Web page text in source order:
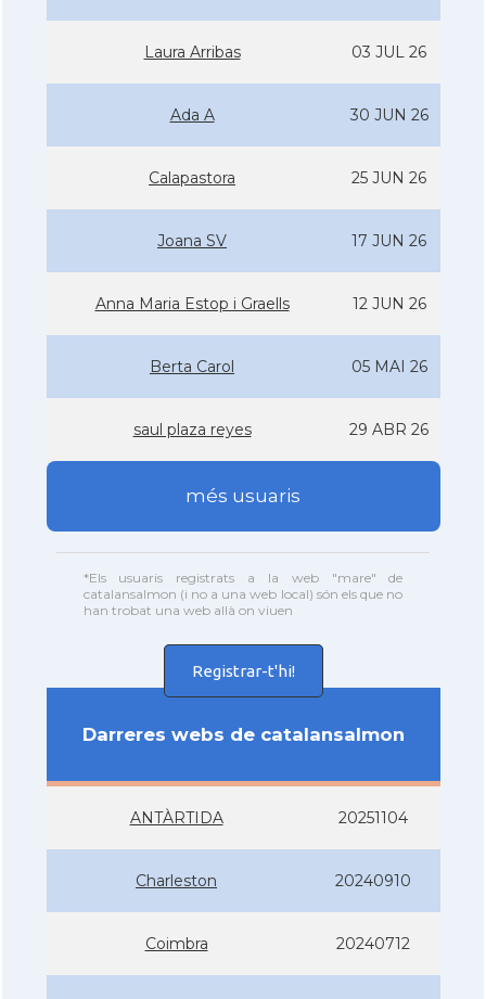
Laura Arribas 03 JUL 26
Ada A 30 JUN 26
Calapastora 25 JUN 26
Joana SV 17 JUN 26
Anna Maria Estop i Graells 12 JUN 26
Berta Carol 05 MAI 26
saul plaza reyes 29 ABR 26
més usuaris
*Els usuaris registrats a la web "mare" de
catalansalmon (i no a una web local) són els que no
han trobat una web allà on viuen
Registrar-t'hi!
Darreres webs de catalansalmon
ANTÀRTIDA 20251104
Charleston 20240910
Coimbra 20240712